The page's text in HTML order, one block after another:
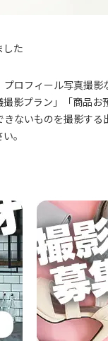
した
ロフィール写真撮
影プラン」「商品
ないものを撮影す
。